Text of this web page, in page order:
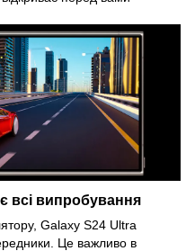
всі випробування
Galaxy S24 Ultra
Це важливо в